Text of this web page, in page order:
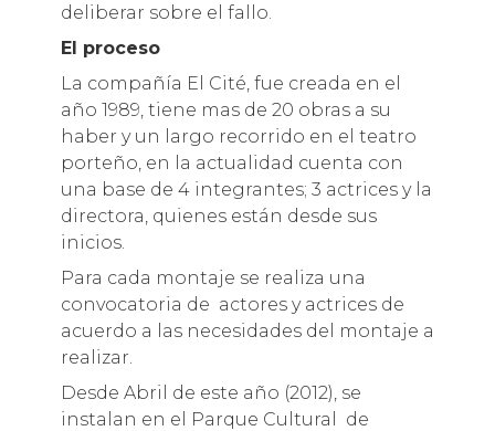
deliberar sobre el fallo.
El proceso
La compañía El Cité, fue creada en el
año 1989, tiene mas de 20 obras a su
haber y un largo recorrido en el teatro
porteño, en la actualidad cuenta con
una base de 4 integrantes; 3 actrices y la
directora, quienes están desde sus
inicios.
Para cada montaje se realiza una
convocatoria de actores y actrices de
acuerdo a las necesidades del montaje a
realizar.
Desde Abril de este año (2012), se
instalan en el Parque Cultural de